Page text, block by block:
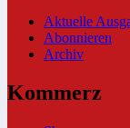
Aktuelle
Abonnieren
Archiv
Kommerz